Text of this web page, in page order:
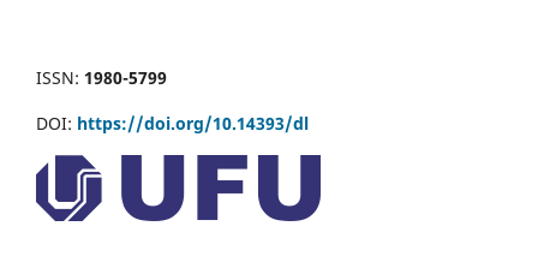
ISSN: 1980-5799
DOI: https://doi.org/10.14393/dl